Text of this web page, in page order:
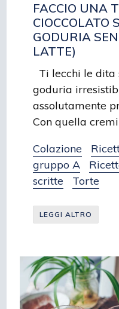
FACCIO UNA
CIOCCOLATO
GODURIA
LATTE)
Ti lecchi le dita
goduria
assolutamente
Con quella
Colazione
gruppo A
scritte
Torte
LEGGI ALTRO